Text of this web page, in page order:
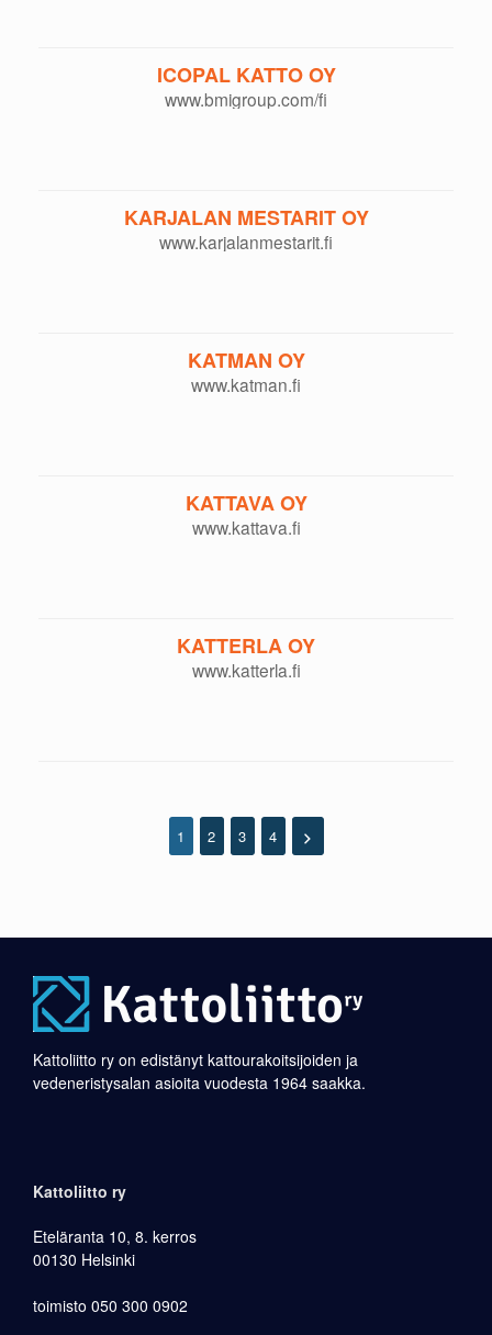
ICOPAL KATTO OY
www.bmigroup.com/fi
KARJALAN MESTARIT OY
www.karjalanmestarit.fi
KATMAN OY
www.katman.fi
KATTAVA OY
www.kattava.fi
KATTERLA OY
www.katterla.fi
1 2 3 4
Kattoliitto ry on edistänyt kattourakoitsijoiden ja
vedeneristysalan asioita vuodesta 1964 saakka.
Kattoliitto ry
Eteläranta 10, 8. kerros
00130 Helsinki
toimisto 050 300 0902